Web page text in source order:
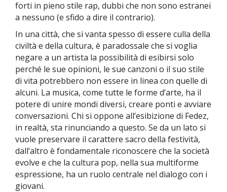
forti in pieno stile rap, dubbi che non sono estranei
a nessuno (e sfido a dire il contrario).
In una città, che si vanta spesso di essere culla della
civiltà e della cultura, è paradossale che si voglia
negare a un artista la possibilità di esibirsi solo
perché le sue opinioni, le sue canzoni o il suo stile
di vita potrebbero non essere in linea con quelle di
alcuni. La musica, come tutte le forme d’arte, ha il
potere di unire mondi diversi, creare ponti e avviare
conversazioni. Chi si oppone all’esibizione di Fedez,
in realtà, sta rinunciando a questo. Se da un lato si
vuole preservare il carattere sacro della festività,
dall’altro è fondamentale riconoscere che la società
evolve e che la cultura pop, nella sua multiforme
espressione, ha un ruolo centrale nel dialogo con i
giovani.